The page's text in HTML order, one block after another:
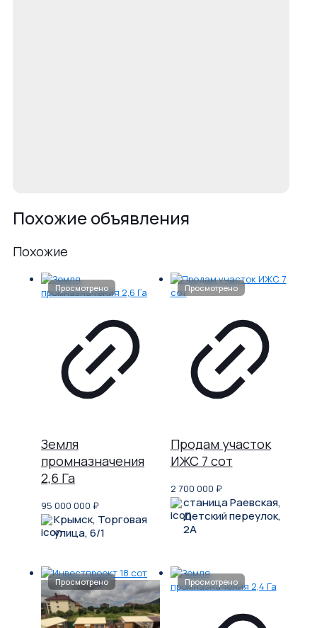
Похожие объявления
Похожие
Земля
промназначения
2,6 Га
95 000 000 ₽
Крымск, Торговая
улица, 6/1
Продам участок
ИЖС 7 сот
2 700 000 ₽
станица Раевская,
Детский переулок,
2А